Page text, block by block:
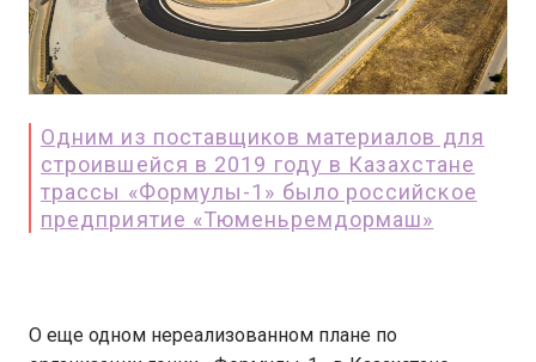
Одним из поставщиков материалов для
строившейся в 2019 году в Казахстане
трассы «Формулы-1» было российское
предприятие «Тюменьремдормаш»
О еще одном нереализованном плане по